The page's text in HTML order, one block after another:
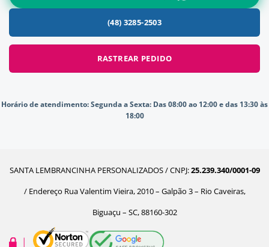
(48) 3285-2503
RASTREAR PEDIDO
Horário de atendimento:Segunda a Sexta: Das 08:00 ao 12:00 e das 13:30 às
18:00
SANTA LEMBRANCINHA PERSONALIZADOS / CNPJ:25.239.340/0001-09
/ Endereço Rua Valentim Vieira, 2010 – Galpão 3 – Rio Caveiras,
Biguaçu – SC, 88160-302